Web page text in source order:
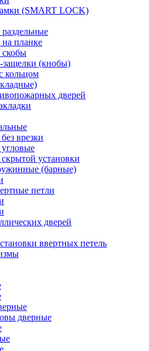
(SMART LOCK)
планке
(кнобы)
кольцом
дверей
врезки
установки
(барные)
петли
дверей
ввертных петель
дверные